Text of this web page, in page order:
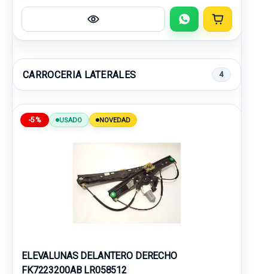
CARROCERIA LATERALES 4
-5% USADO NOVEDAD
ELEVALUNAS DELANTERO DERECHO
FK7223200AB LR058512